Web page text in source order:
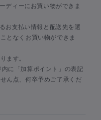
ディーにお買い物ができま
お支払い情報と配送先を選
となくお買い物ができま
ます。
に「加算ポイント」の表記
ん点、何卒予めご了承くだ